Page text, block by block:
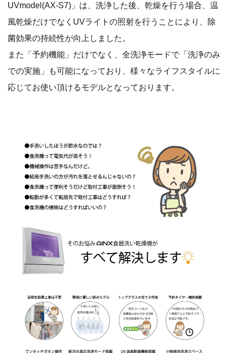
UVmodel(AX-S7)」は、洗浄した後、乾燥を行う場合、温
風乾燥だけでなくUVライトの照射を行うことにより、除
菌効果の持続性が向上しました。
また「予約機能」だけでなく、全洗浄モードで「洗浄のみ
での実施」も可能になっており、様々なライフスタイルに
応じてお使い頂けるモデルとなっております。